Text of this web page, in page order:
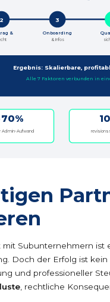
2
&
3
Onboarding
& Infos
Ergebnis: Skalierbare,
Alle 7 Faktoren verbunden in
Admin-Aufwand
mit Subunternehmern ist
Doch der Erfolg ist kein
und professioneller
, rechtliche